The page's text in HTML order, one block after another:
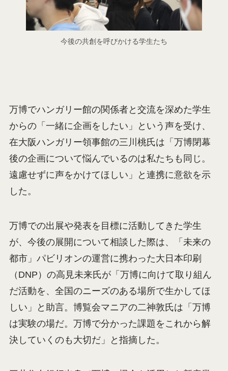
今後の共創を呼びかける学生たち
万博でハンガリー館の関係者と交流を深めた学生
からの「一緒に企画をしたい」という声を受け、
在大阪ハンガリー領事館の三川桃氏は「万博閉幕
後の企画について悩んでいるのは私たちも同じ。
遠慮せずに声をかけてほしい」と連携に意欲を示
した。
万博での出展や発表を目標に活動してきた学生
が、今後の展開について相談した際は、「未来の
都市」パビリオンの運営に携わった大日本印刷
（DNP）の高見未来氏が「万博に向けて取り組ん
だ活動を、全国のニーズのある場所で生かしてほ
しい」と助言。博覧会マニアの二神敦氏は「万博
は実験の場だ。万博で分かった課題をこれから解
決していくのも大切だ」と指摘した。